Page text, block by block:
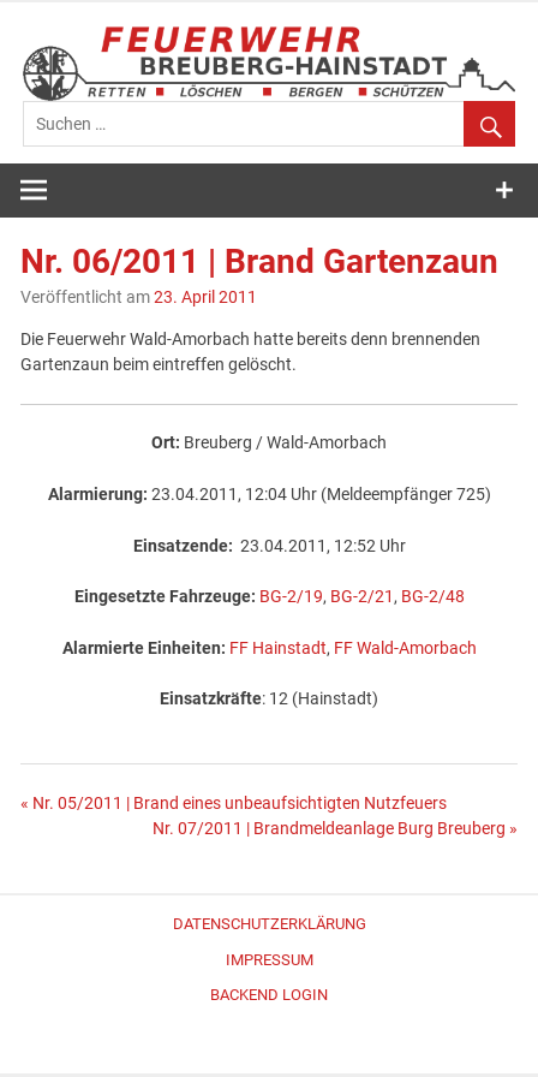
springen
Feuerwehr
Breuberg-
Hainstadt
Nr. 06/2011 | Brand Gartenzaun
Veröffentlicht am23. April 2011
Die Feuerwehr Wald-Amorbach hatte bereits denn brennenden
Gartenzaun beim eintreffen gelöscht.
Ort: Breuberg / Wald-Amorbach
Alarmierung: 23.04.2011, 12:04 Uhr (Meldeempfänger 725)
Einsatzende: 23.04.2011, 12:52 Uhr
Eingesetzte Fahrzeuge: BG-2/19, BG-2/21, BG-2/48
Alarmierte Einheiten: FF Hainstadt, FF Wald-Amorbach
Einsatzkräfte: 12 (Hainstadt)
Beitragsnavigation
« Nr. 05/2011 | Brand eines unbeaufsichtigten Nutzfeuers
Nr. 07/2011 | Brandmeldeanlage Burg Breuberg »
DATENSCHUTZERKLÄRUNG
IMPRESSUM
BACKEND LOGIN